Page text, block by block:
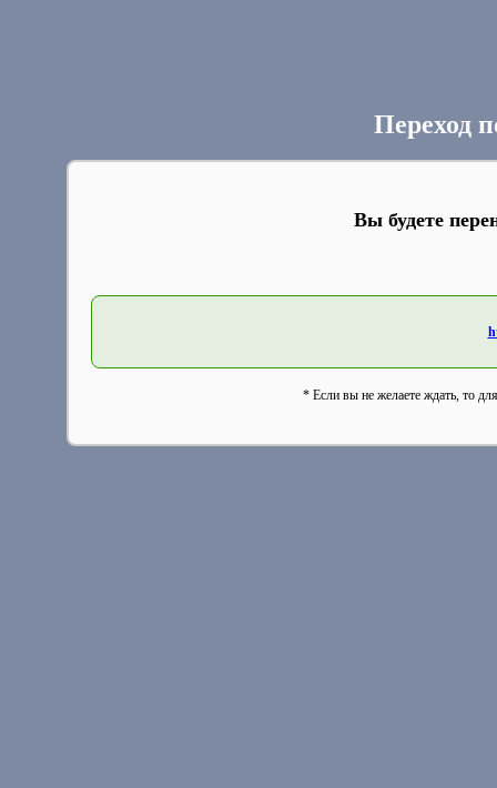
Переход
Вы будете
* Если вы не желаете ждать, то